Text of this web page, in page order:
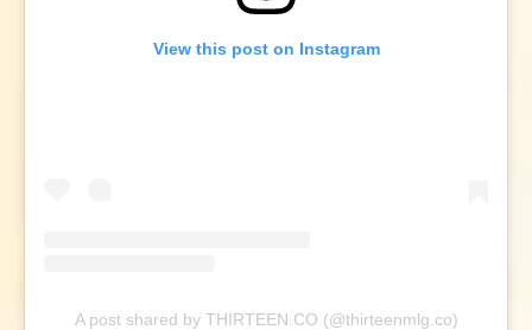
View this post on Instagram
A post shared by THIRTEEN.CO (@thirteenmlg.co)